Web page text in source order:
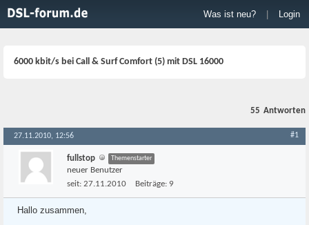
Was ist neu? Login
6000 kbit/s bei Call & Surf Comfort (5) mit DSL 16000
55 Antworten
27.11.2010, 12:56 #1
fullstop Themenstarter
neuer Benutzer
seit: 27.11.2010 Beiträge: 9
Hallo zusammen,